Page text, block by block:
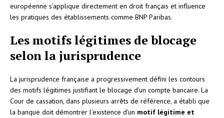
européenne s’applique directement en droit français et influence
les pratiques des établissements comme BNP Paribas.
Les motifs légitimes de blocage
selon la jurisprudence
La jurisprudence française a progressivement défini les contours
des motifs légitimes justifiant le blocage d’un compte bancaire. La
Cour de cassation, dans plusieurs arrêts de référence, a établi que
la banque doit démontrer l’existence d’un motif légitime et